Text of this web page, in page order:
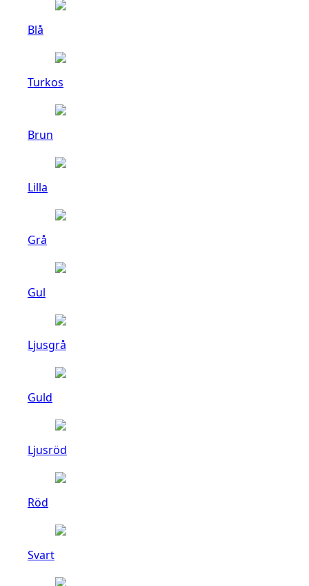
Blå
Turkos
Brun
Lilla
Grå
Gul
Ljusgrå
Guld
Ljusröd
Röd
Svart